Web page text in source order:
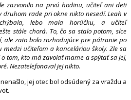
zazvonilo na prvú hodinu, učiteľ ani deti
druhom rade pri okne nikto nesedí. Leah v
lebo mala horúčku, a učiteľ
stále chorá. To, čo sa stalo potom, síce
ale zato bolo rozhodujúce pre pátranie po
medzi učiteľom a kanceláriou školy. Zle sa
tom, kto má zavolať mame a spýtať sa jej,
Nezatelefonoval jej nikto.
jej otec bol odsúdený za vraždu a